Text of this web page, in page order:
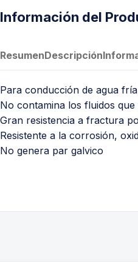
Información del
ResumenDescripción
Para conducción de agua
No contamina los fluidos
Gran resistencia a fractura
Resistente a la corrosión,
No genera par galvico